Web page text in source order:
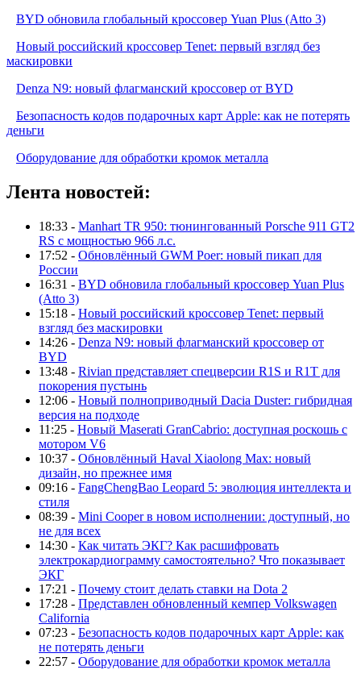
BYD обновила глобальный кроссовер Yuan Plus (Atto 3)
Новый российский кроссовер Tenet: первый взгляд без
маскировки
Denza N9: новый флагманский кроссовер от BYD
Безопасность кодов подарочных карт Apple: как не потерять
деньги
Оборудование для обработки кромок металла
Лента новостей:
18:33 - Manhart TR 950: тюнингованный Porsche 911 GT2
RS с мощностью 966 л.с.
17:52 - Обновлённый GWM Poer: новый пикап для
России
16:31 - BYD обновила глобальный кроссовер Yuan Plus
(Atto 3)
15:18 - Новый российский кроссовер Tenet: первый
взгляд без маскировки
14:26 - Denza N9: новый флагманский кроссовер от
BYD
13:48 - Rivian представляет спецверсии R1S и R1T для
покорения пустынь
12:06 - Новый полноприводный Dacia Duster: гибридная
версия на подходе
11:25 - Новый Maserati GranCabrio: доступная роскошь с
мотором V6
10:37 - Обновлённый Haval Xiaolong Max: новый
дизайн, но прежнее имя
09:16 - FangChengBao Leopard 5: эволюция интеллекта и
стиля
08:39 - Mini Cooper в новом исполнении: доступный, но
не для всех
14:30 - Как читать ЭКГ? Как расшифровать
электрокардиограмму самостоятельно? Что показывает
ЭКГ
17:21 - Почему стоит делать ставки на Dota 2
17:28 - Представлен обновленный кемпер Volkswagen
California
07:23 - Безопасность кодов подарочных карт Apple: как
не потерять деньги
22:57 - Оборудование для обработки кромок металла